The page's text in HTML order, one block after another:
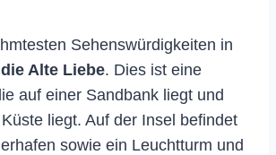
Sehenswürdigkeiten in
die Alte Liebe. Dies ist eine
auf einer Sandbank liegt und
liegt. Auf der Insel befindet
sowie ein Leuchtturm und